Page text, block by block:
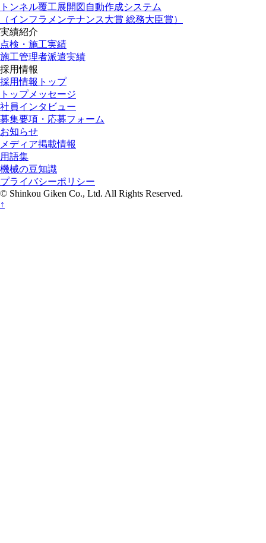
トンネル覆工展開図自動作成システム
（インフラメンテナンス大賞 総務大臣賞）
実績紹介
点検・施工実績
施工管理者派遣実績
採用情報
採用情報トップ
トップメッセージ
社員インタビュー
募集要項・応募フォーム
お知らせ
メディア掲載情報
用語集
機械の豆知識
プライバシーポリシー
© Shinkou Giken Co., Ltd. All Rights Reserved.
↑